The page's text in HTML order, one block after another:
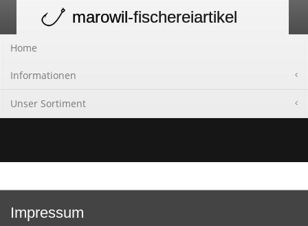
navigation
marowil-fischereiartikel
Home
Informationen
Unser Sortiment
Impressum